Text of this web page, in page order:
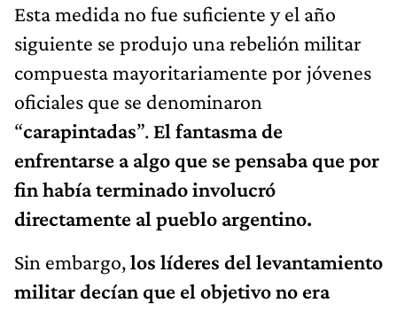
Esta medida no fue suficiente y el año
siguiente se produjo una rebelión militar
compuesta mayoritariamente por jóvenes
oficiales que se denominaron
“carapintadas”. El fantasma de
enfrentarse a algo que se pensaba que por
fin había terminado involucró
directamente al pueblo argentino.
Sin embargo,los líderes del levantamiento
militar decían que el objetivo no era